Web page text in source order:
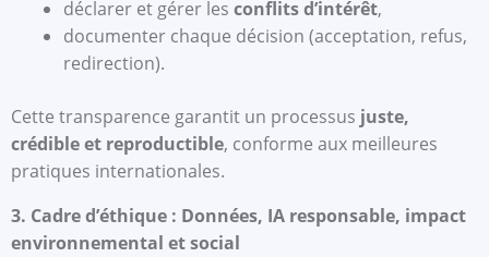
déclarer et gérer les conflits d’intérêt,
documenter chaque décision (acceptation, refus,
redirection).
Cette transparence garantit un processus juste,
crédible et reproductible, conforme aux meilleures
pratiques internationales.
3. Cadre d’éthique : Données, IA responsable, impact
environnemental et social